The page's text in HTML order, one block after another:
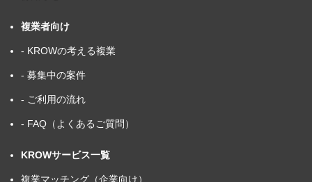
複業者向け
- KROWの考える複業
- 募集中の案件
- ご利用の流れ
- FAQ（よくあるご質問）
KROWサービス一覧
複業マッチング（企業向け）